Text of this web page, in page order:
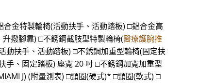
金特製輪椅(活動扶手、活動踏板) □鋁合金高
撥腳靠) □不銹鋼截肢型特製輪椅(醫療護腕推
動扶手、活動踏板) □不銹鋼加重型輪椅(固定扶
手、固定踏板) 座寬 20 吋 □不銹鋼加寬加重型
J) (附量測表) □頸圈(硬式)* □頸圈(軟式) □